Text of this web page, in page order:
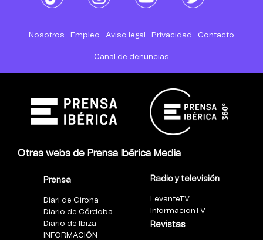
Nosotros Empleo Aviso legal Privacidad Contacto
Canal de denuncias
Otras webs de Prensa Ibérica Media
Prensa
Diari de Girona
Diario de Córdoba
Diario de Ibiza
INFORMACIÓN
Radio y televisión
LevanteTV
InformacionTV
Revistas